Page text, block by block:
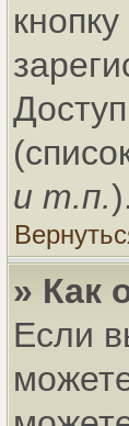
и т.п.).
» Как
Если